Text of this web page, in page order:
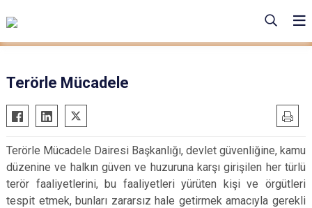
Terörle Mücadele
Terörle Mücadele Dairesi Başkanlığı, devlet güvenliğine, kamu
düzenine ve halkın güven ve huzuruna karşı girişilen her türlü
terör faaliyetlerini, bu faaliyetleri yürüten kişi ve örgütleri
tespit etmek, bunları zararsız hale getirmek amacıyla gerekli